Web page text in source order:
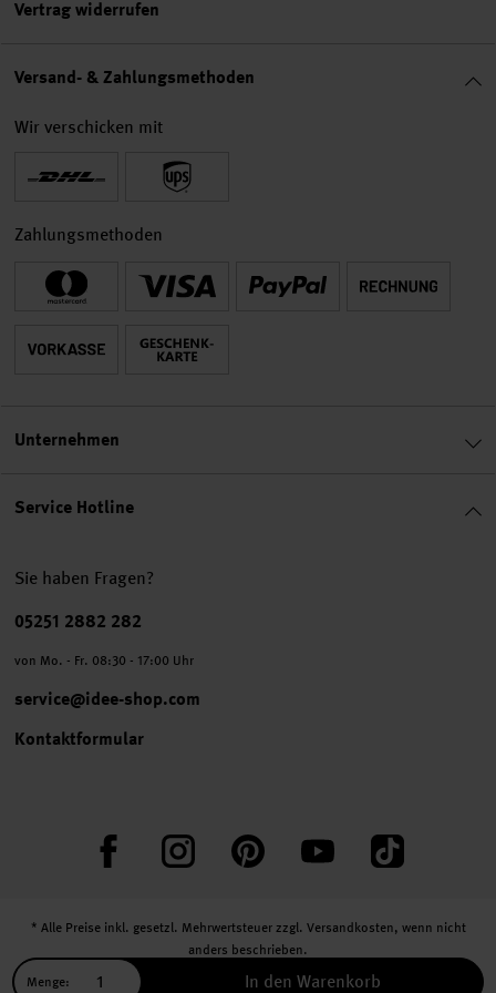
Menge: In den Warenkorb
Service Hotline
Sie haben Fragen?
Telefonnummer
05251 2882 282
von Mo. - Fr. 08:30 - 17:00 Uhr
service@idee-shop.com
Kontaktformular
FacebookInstagram PinterestYouTube TikTok
Vertrag widerrufen
Versand- & Zahlungsmethoden
Wir verschicken mit
Zahlungsmethoden
Unternehmen
* Alle Preise inkl. gesetzl. Mehrwertsteuer zzgl. Versandkosten, wenn nicht
anders beschrieben.
** Jede:r Abonnent:in erhält bei erstmaliger Anmeldung für unseren Newsletter